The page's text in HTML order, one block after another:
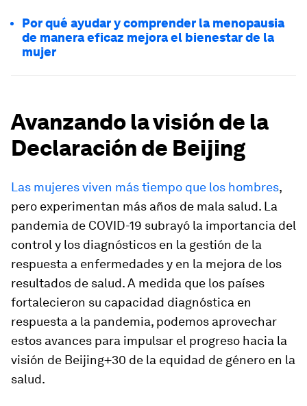
Por qué ayudar y comprender la menopausia
de manera eficaz mejora el bienestar de la
mujer
Avanzando la visión de la
Declaración de Beijing
Las mujeres viven más tiempo que los hombres,
pero experimentan más años de mala salud. La
pandemia de COVID-19 subrayó la importancia del
control y los diagnósticos en la gestión de la
respuesta a enfermedades y en la mejora de los
resultados de salud. A medida que los países
fortalecieron su capacidad diagnóstica en
respuesta a la pandemia, podemos aprovechar
estos avances para impulsar el progreso hacia la
visión de Beijing+30 de la equidad de género en la
salud.